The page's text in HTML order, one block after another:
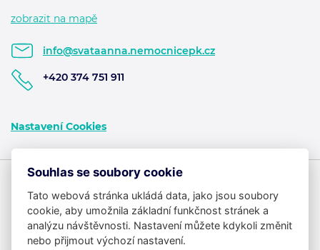
zobrazit na mapě
info@svataanna.nemocnicepk.cz
+420 374 751 911
Nastavení Cookies
Souhlas se soubory cookie
Tato webová stránka ukládá data, jako jsou soubory
cookie, aby umožnila základní funkčnost stránek a
analýzu návštěvnosti. Nastavení můžete kdykoli změnit
nebo přijmout výchozí nastavení.